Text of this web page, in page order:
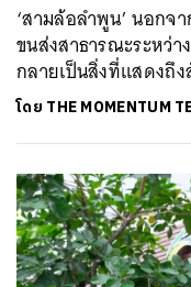
‘สามล้อลำพูน’ นอกจ
ขนส่งสาธารณะระหว่
กลายเป็นสิ่งที่แสดงถึ
โดย THE MOMENTUM